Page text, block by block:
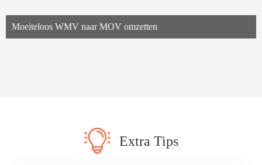
Moeiteloos WMV naar MOV omzetten
Extra Tips